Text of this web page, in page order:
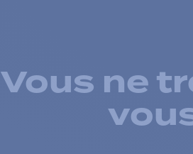
Vous ne